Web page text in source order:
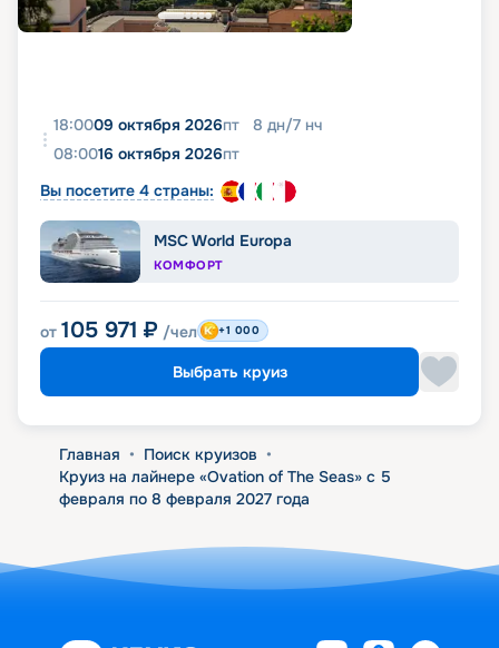
18:0009 октября 2026пт 8 дн/7 нч
08:0016 октября 2026пт
Вы посетите 4 страны:
MSC World Europa
КОМФОРТ
от 105 971 ₽ /чел +1 000
Выбрать круиз
Главная • Поиск круизов •
Круиз на лайнере «Ovation of The Seas» с 5
февраля по 8 февраля 2027 года